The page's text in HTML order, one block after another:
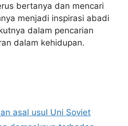
bertanya dan mencari
menjadi inspirasi abadi
dalam pencarian
dalam kehidupan.
asal usul Uni Soviet